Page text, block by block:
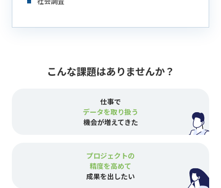
こんな課題はありませんか？
仕事で
データを取り扱う
機会が増えてきた
プロジェクトの
精度を高めて
成果を出したい